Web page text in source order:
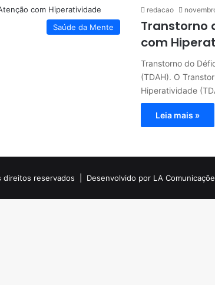
Saúde da Mente
redacao
Transtorno
com
Transtorno do
(TDAH). O
Hiperatividade
Leia mais »
direitos reservados | Desenvolvido por LA